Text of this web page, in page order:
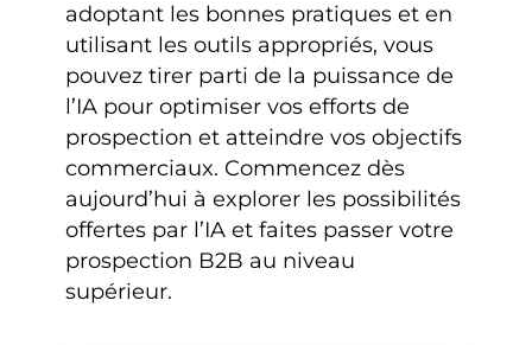
adoptant les bonnes pratiques et en
utilisant les outils appropriés, vous
pouvez tirer parti de la puissance de
l’IA pour optimiser vos efforts de
prospection et atteindre vos objectifs
commerciaux. Commencez dès
aujourd’hui à explorer les possibilités
offertes par l’IA et faites passer votre
prospection B2B au niveau
supérieur.